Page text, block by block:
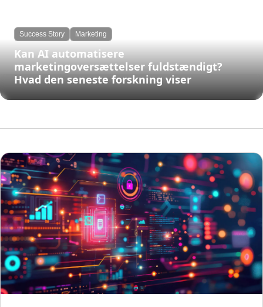
Success Story Marketing
Kan AI automatisere
marketingoversættelser fuldstændigt?
Hvad den seneste forskning viser